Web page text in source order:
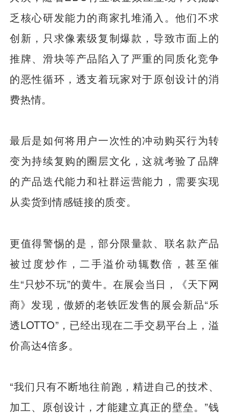
乏核心研发能力的商家扎堆涌入。他们不求
创新，只求像素级复制爆款，导致市面上的
推牌、滑块等产品陷入了严重的同质化竞争
的恶性循环，透支着玩家对于原创设计的消
费热情。
最后是如何将用户一次性的冲动购买行为转
变为持续复购的圈层文化，这就考验了品牌
的产品迭代能力和社群运营能力，需要实现
从卖货到情感链接的质变。
更值得警惕的是，部分限量款、联名款产品
被过度炒作，二手溢价动辄数倍，甚至催
生“只炒不玩”的黄牛。在展会当日，《天下网
商》发现，傲娇的老铁匠发售的展会新品“乐
透LOTTO”，已经出现在二手交易平台上，溢
价高达4倍多。
“我们只有不断地往前跑，精进自己的技术、
加工、原创设计，才能建立真正的壁垒。”钱